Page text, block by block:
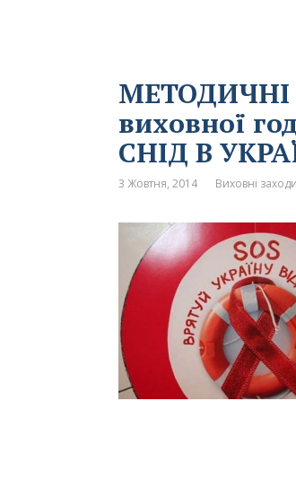
МЕТОДИЧНІ
виховної
СНІД В
3 Жовтня, 2014 Виховні заходи